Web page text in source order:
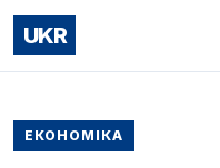
UKR
ЕКОНОМІКА